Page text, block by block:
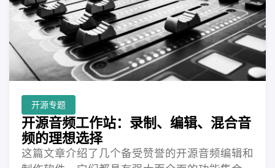
开源专题
开源音频工作站：录制、编辑、混合音
频的理想选择
这篇文章介绍了几个备受赞誉的开源音频编辑和